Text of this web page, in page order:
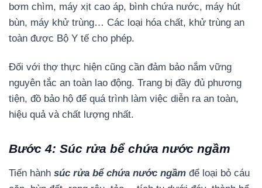
bơm chìm, máy xịt cao áp, bình chứa nước, máy hút
bùn, máy khử trùng… Các loại hóa chất, khử trùng an
toàn được Bộ Y tế cho phép.
Đối với thợ thực hiện cũng cần đảm bảo nắm vững
nguyên tắc an toàn lao động. Trang bị đầy đủ phương
tiện, đồ bảo hộ để quá trình làm việc diễn ra an toàn,
hiệu quả và chất lượng nhất.
Bước 4: Súc rửa bể chứa nước ngầm
Tiến hành súc rửa bể chứa nước ngầm để loại bỏ cáu